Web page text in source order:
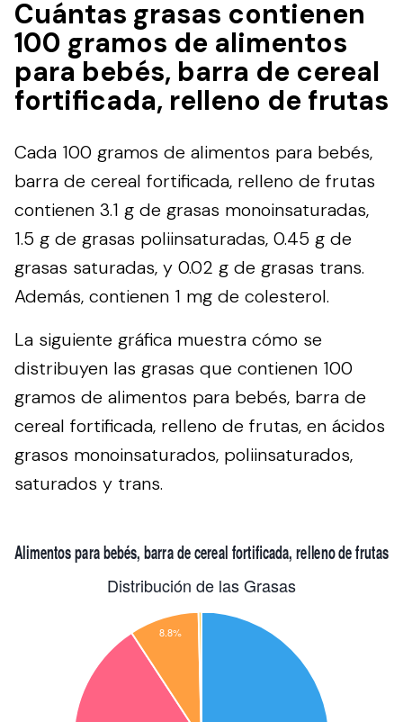
Cuántas grasas contienen
100 gramos de alimentos
para bebés, barra de cereal
fortificada, relleno de frutas
Cada 100 gramos de alimentos para bebés,
barra de cereal fortificada, relleno de frutas
contienen 3.1 g de grasas monoinsaturadas,
1.5 g de grasas poliinsaturadas, 0.45 g de
grasas saturadas, y 0.02 g de grasas trans.
Además, contienen 1 mg de colesterol.
La siguiente gráfica muestra cómo se
distribuyen las grasas que contienen 100
gramos de alimentos para bebés, barra de
cereal fortificada, relleno de frutas, en ácidos
grasos monoinsaturados, poliinsaturados,
saturados y trans.